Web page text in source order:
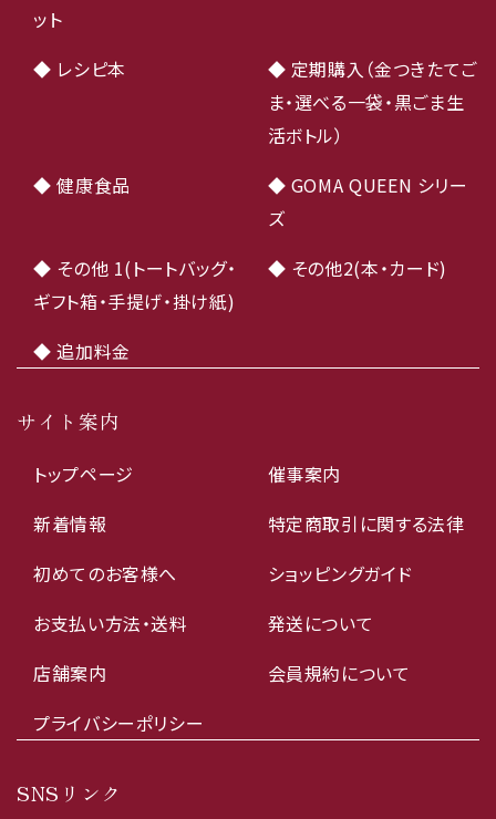
ット
◆ レシピ本
◆ 定期購入（金つきたてご
ま・選べる一袋・黒ごま生
活ボトル）
◆ 健康食品
◆ GOMA QUEEN シリー
ズ
◆ その他 1(トートバッグ・
ギフト箱・手提げ・掛け紙)
◆ その他2(本・カード)
◆ 追加料金
サイト案内
トップページ
催事案内
新着情報
特定商取引に関する法律
初めてのお客様へ
ショッピングガイド
お支払い方法・送料
発送について
店舗案内
会員規約について
プライバシーポリシー
SNSリンク